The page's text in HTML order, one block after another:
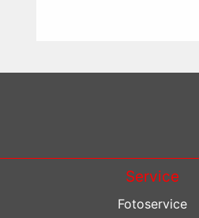
Service
Fotoservice